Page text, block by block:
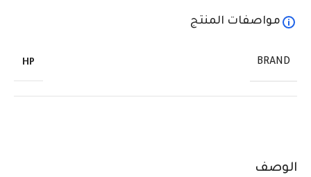
الوصف
مواصفات المنتج
BRAND
HP